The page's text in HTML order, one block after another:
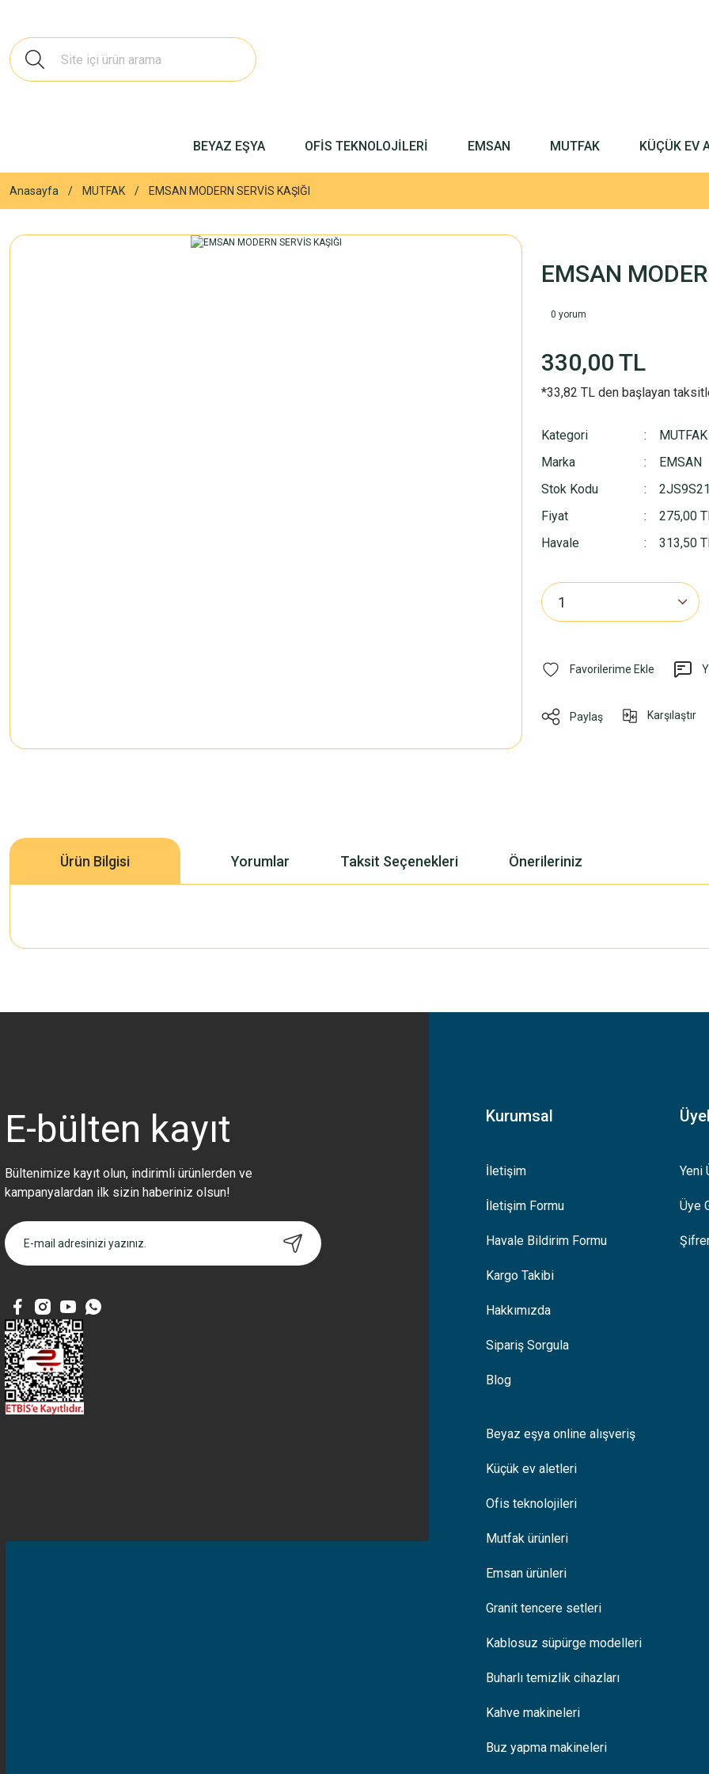
BEYAZ EŞYA OFİS TEKNOLOJİLERİ EMSAN MUTFAK KÜÇÜK EV
Anasayfa MUTFAK EMSAN MODERN SERVİS KAŞIĞI
EMSAN
0 yorum
330,00 TL
*33,82 TL den başlayan
Kategori
MUTFAK
Marka
EMSAN
Stok Kodu
Fiyat
275,00
Havale
313,50
Paylaş Karşılaştır
Ürün Bilgisi Yorumlar Taksit Seçenekleri Önerileriniz
Bu ürüne ilk yorumu siz yapın!
Bu ürüne benzer farklı alternatifler olmalı.
Gönder
E-bülten kayıt
Bültenimize kayıt olun, indirimli ürünlerden ve
kampanyalardan ilk sizin haberiniz olsun!
Kurumsal
İletişim
İletişim Formu
Havale Bildirim Formu
Kargo Takibi
Hakkımızda
Sipariş Sorgula
Blog
Yeni
Üye
Beyaz eşya online alışveriş
Küçük ev aletleri
Ofis teknolojileri
Mutfak ürünleri
Emsan ürünleri
Granit tencere setleri
Kablosuz süpürge modelleri
Buharlı temizlik cihazları
Kahve makineleri
Buz yapma makineleri